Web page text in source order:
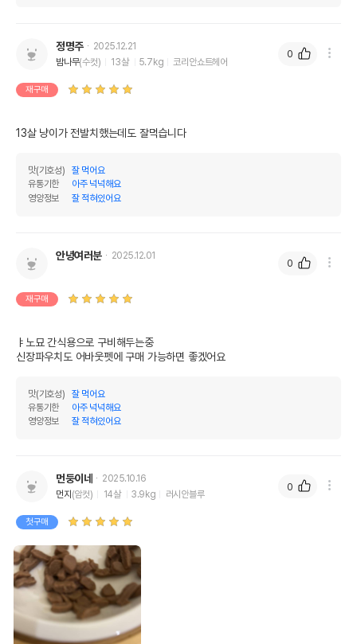
정명주
2025.12.21
밤나무(수컷) 13살 5.7kg 코리안쇼트헤어
재구매
13살 냥이가 전발치했는데도 잘먹습니다
맛(기호성)
잘 먹어요
유통기한
아주 넉넉해요
영양정보
잘 적혀있어요
0
안녕여러분 2025.12.01
재구매
ㅑ노묘 간식용으로 구비해두는중
신장파우치도 어바웃펫에 구매 가능하면 좋겠어요
맛(기호성)
잘 먹어요
유통기한
아주 넉넉해요
영양정보
잘 적혀있어요
0
먼둥이네
2025.10.16
먼지 (암컷) 14살 3.9kg 러시안블루
첫구매
0